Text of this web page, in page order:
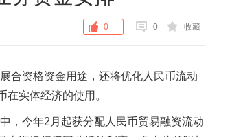
0 0 收藏
合资格资金用途，还将优化人民币流动
实体经济的使用。
，今年2月起获分配人民币贸易融资流动